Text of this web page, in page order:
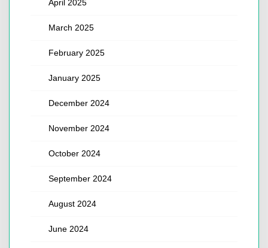
April 2025
March 2025
February 2025
January 2025
December 2024
November 2024
October 2024
September 2024
August 2024
June 2024